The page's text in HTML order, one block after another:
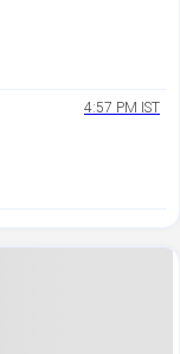
4:57 PM IST